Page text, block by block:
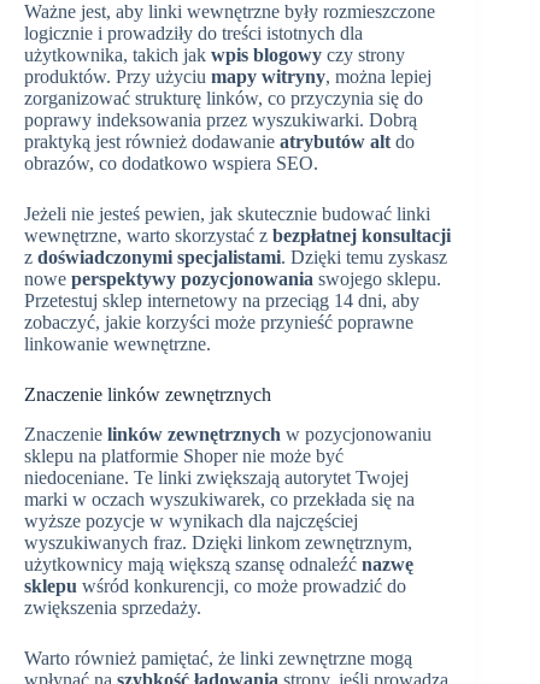
Ważne jest, aby linki wewnętrzne były rozmieszczone
logicznie i prowadziły do treści istotnych dla
użytkownika, takich jak wpis blogowy czy strony
produktów. Przy użyciu mapy witryny, można lepiej
zorganizować strukturę linków, co przyczynia się do
poprawy indeksowania przez wyszukiwarki. Dobrą
praktyką jest również dodawanie atrybutów altdo
obrazów, co dodatkowo wspiera SEO.
Jeżeli nie jesteś pewien, jak skutecznie budować linki
wewnętrzne, warto skorzystać z bezpłatnej konsultacji
z doświadczonymi specjalistami. Dzięki temu zyskasz
nowe perspektywy pozycjonowania swojego sklepu.
Przetestuj sklep internetowy na przeciąg 14 dni, aby
zobaczyć, jakie korzyści może przynieść poprawne
linkowanie wewnętrzne.
Znaczenie linków zewnętrznych
Znaczenie linków zewnętrznych w pozycjonowaniu
sklepu na platformie Shoper nie może być
niedoceniane. Te linki zwiększają autorytet Twojej
marki w oczach wyszukiwarek, co przekłada się na
wyższe pozycje w wynikach dla najczęściej
wyszukiwanych fraz. Dzięki linkom zewnętrznym,
użytkownicy mają większą szansę odnaleźć nazwę
sklepu wśród konkurencji, co może prowadzić do
zwiększenia sprzedaży.
Warto również pamiętać, że linki zewnętrzne mogą